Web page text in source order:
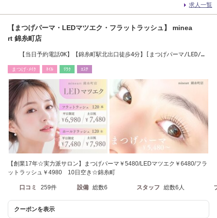
求人一覧
【まつげパーマ・LEDマツエク・フラットラッシュ】 minea
rt 錦糸町店
【当日予約電話OK】【錦糸町駅北出口徒歩4分】[まつげパーマ/LED/フ
まつげ･ﾒｲｸ ﾈｲﾙ ﾘﾗｸ ｴｽﾃ
【創業17年☆実力派サロン】まつげパーマ￥5480/LEDマツエク￥6480/フラ
ットラッシュ￥4980 10日空き☆錦糸町
口コミ 259件 設備 総数6 スタッフ 総数6人
クーポンを表示